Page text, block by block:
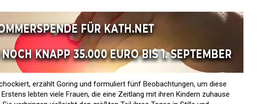
erzählt Goring und formuliert fünf Beobachtungen, um diese
lebten viele Frauen, die eine Zeitlang mit ihren Kindern zuhause